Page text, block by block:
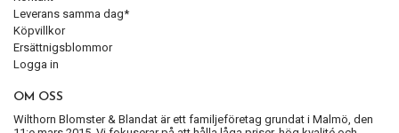
Leverans samma dag*
Köpvillkor
Ersättnigsblommor
Logga in
OM OSS
Wilthorn Blomster & Blandat är ett familjeföretag grundat i Malmö, den